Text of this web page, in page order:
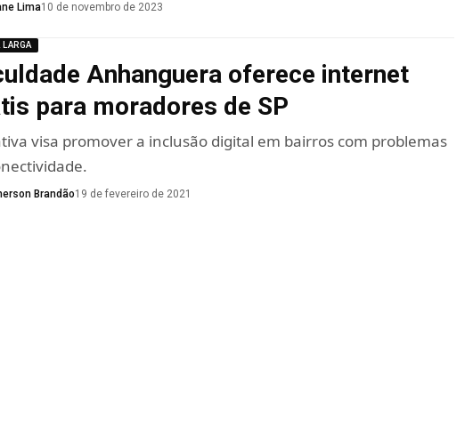
Lima10 de novembro de 2023
LARGA
Anhanguera oferece internet
para moradores de SP
visa promover a inclusão digital em bairros com problemas
Brandão19 de fevereiro de 2021